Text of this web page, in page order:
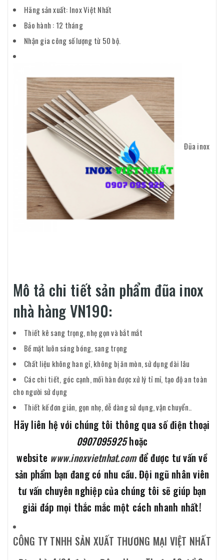
Hãng sản xuất: Inox Việt Nhất
Bảo hành : 12 tháng
Nhận gia công số lượng từ 50 bộ.
Đũa inox
Mô tả chi tiết sản phẩm đũa inox
nhà hàng VN190:
Thiết kê sang trọng, nhẹ gọn và bắt mắt
Bề mặt luôn sáng bóng, sang trọng
Chất liệu không han gỉ, không bị ăn mòn, sử dụng dài lâu
Các chi tiết, góc cạnh, mối hàn được xử lý tỉ mỉ, tạo độ an toàn
cho người sử dụng
Thiết kế đơn giản, gọn nhẹ, dễ dàng sử dụng, vận chuyển..
Hãy liên hệ với chúng tôi thông qua số điện thoại
0907095925hoặc
website www.inoxvietnhat.comđể được tư vấn về
sản phẩm bạn đang có nhu cầu. Đội ngũ nhân viên
tư vấn chuyên nghiệp của chúng tôi sẽ giúp bạn
giải đáp mọi thắc mắc một cách nhanh nhất!
CÔNG TY TNHH SẢN XUẤT THƯƠNG MẠI VIỆT NHẤT